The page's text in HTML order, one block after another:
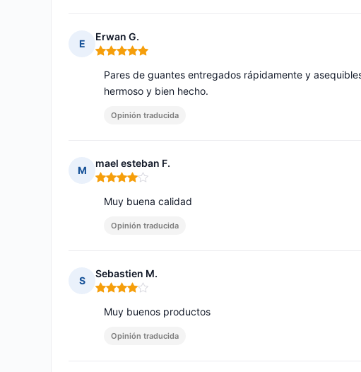
E
Erwan G.
Nota: 5 de 5
Pares de guantes entregados rápidamente y
hermoso y bien hecho.
Opinión traducida
M
mael esteban F.
Nota: 4 de 5
Muy buena calidad
Opinión traducida
S
Sebastien M.
Nota: 4 de 5
Muy buenos productos
Opinión traducida